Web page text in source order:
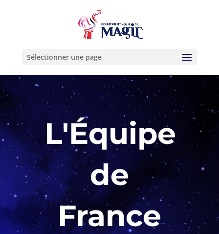
Sélectionner une page
L'Équipe
de
France